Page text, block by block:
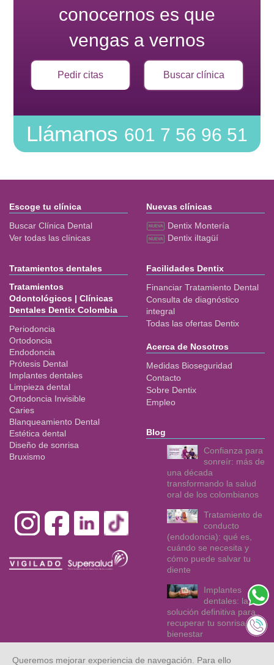
conocernos es que
vengas a vernos
Pedir citas Buscar clínica
Llámanos 601 7 56 96 51
Escoge tu clínica
Buscar Clínica Dental
Ver todas las clínicas
Nuevas clínicas
Dentix Montería
Dentix iItagüí
Tratamientos dentales
Tratamientos
Odontológicos | Clínicas
Dentales Dentix Colombia
Periodoncia
Ortodoncia
Endodoncia
Prótesis Dental
Implantes dentales
Limpieza dental
Ortodoncia Invisible
Caries
Blanqueamiento Dental
Estética dental
Diseño de sonrisa
Bruxismo
Facilidades Dentix
Financiar Tratamiento Dental
Consulta de diagnóstico
integral
Todas las ofertas Dentix
Acerca de Nosotros
Medidas Bioseguridad
Contacto
Sobre Dentix
Empleo
Blog
Confianza para
sonreír: más de
una década
transformando la salud
oral de los colombianos
Tratamiento de
conducto
(endodoncia): qué es,
cuándo se necesita y
cómo puede salvar tu
diente
Implantes
dentales: la
solución definitiva para
recuperar tu sonrisa y tu
bienestar
Queremos mejorar experiencia de navegación. Para ello